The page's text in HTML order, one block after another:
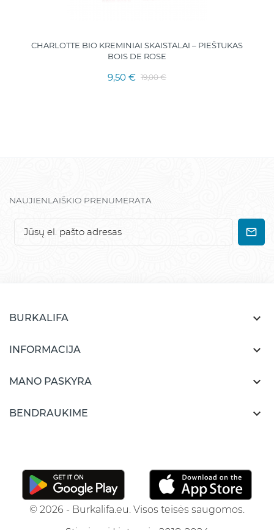
CHARLOTTE BIO KREMINIAI SKAISTALAI – PIEŠTUKAS
BOIS DE ROSE
9,50 € 19,00 €
NAUJIENLAIŠKIO PRENUMERATA
BURKALIFA 
INFORMACIJA 
MANO PASKYRA 
BENDRAUKIME 
© 2026 - Burkalifa.eu. Visos teisės saugomos.